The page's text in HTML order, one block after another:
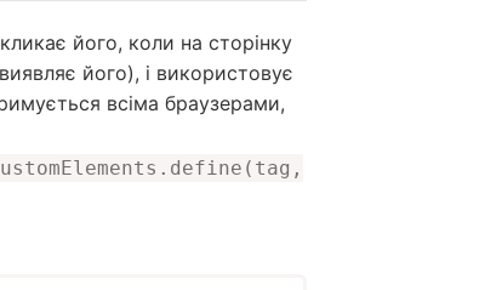
його, коли на сторінку
його), і використовує
всіма браузерами,